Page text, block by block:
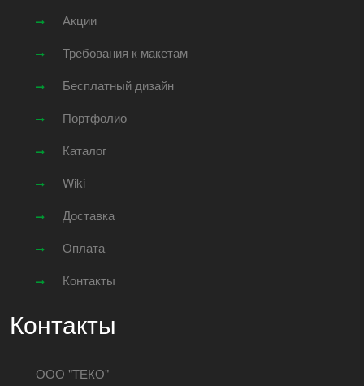
Акции
Требования к макетам
Бесплатный дизайн
Портфолио
Каталог
Wiki
Доставка
Оплата
Контакты
Контакты
ООО "ТЕКО"